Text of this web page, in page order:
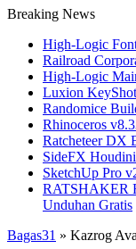
Breaking News
High-Logic
Railroad
High-Logic
Luxion
Randomice
Rhinoceros
Ratcheteer DX
SideFX
SketchUp Pro
RATSHAKER
Unduhan Gratis
Bagas31 » Kazrog